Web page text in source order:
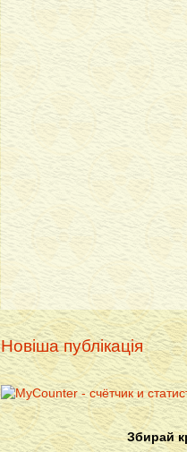
Новіша публікація
Збирай